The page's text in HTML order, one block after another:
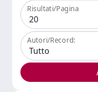
Risultati/Pagina
Autori/Record: